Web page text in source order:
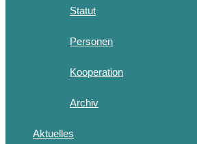
Statut
Personen
Kooperation
Archiv
Aktuelles